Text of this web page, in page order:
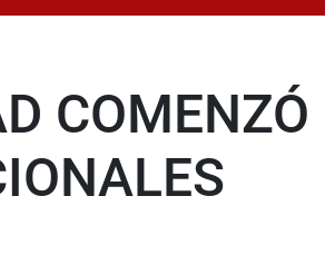
COMENZÓ